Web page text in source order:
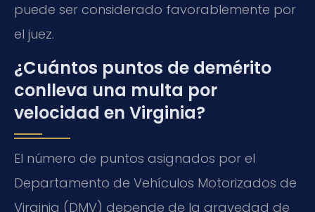
puede ser considerado favorablemente por
el juez.
¿Cuántos puntos de demérito
conlleva una multa por
velocidad en Virginia?
El número de puntos asignados por el
Departamento de Vehículos Motorizados de
Virginia (DMV) depende de la gravedad de